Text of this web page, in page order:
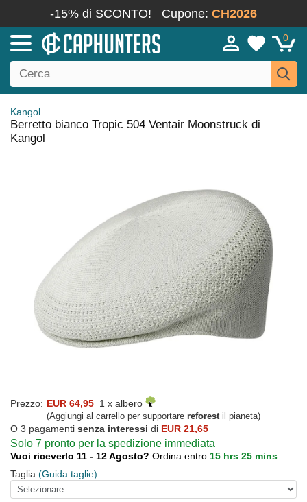
-15% di SCONTO! Cupone: CH2026
0
Kangol
Berretto bianco Tropic 504 Ventair Moonstruck di
Kangol
Prezzo: EUR 64,95 1 x albero
(Aggiungi al carrello per supportare reforestil pianeta)
O 3 pagamenti senza interessi di EUR 21,65
Solo 7 pronto per la spedizione immediata
Vuoi riceverlo 11 - 12 Agosto? Ordina entro 15 hrs 25 mins
Taglia (Guida taglie)